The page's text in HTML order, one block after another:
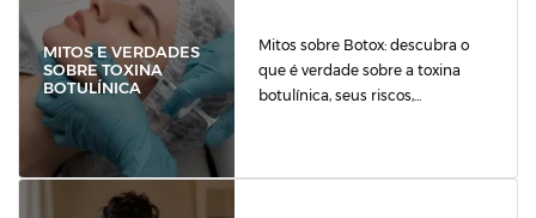
MITOS E VERDADES
SOBRE TOXINA
BOTULÍNICA
Mitos sobre Botox: descubra o
que é verdade sobre a toxina
botulínica, seus riscos,...